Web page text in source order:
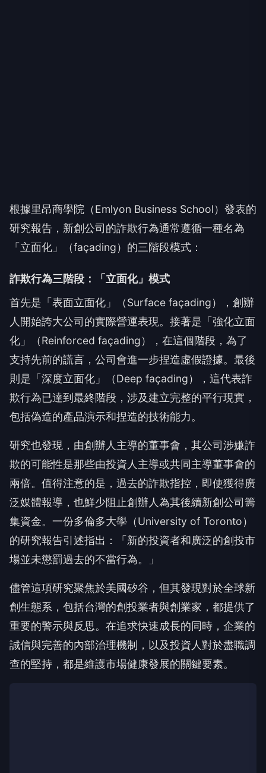
根據里昂商學院（Emlyon Business School）發表的
研究報告，新創公司的詐欺行為通常遵循一種名為
「立面化」（façading）的三階段模式：
詐欺行為三階段：「立面化」模式
首先是「表面立面化」（Surface façading），創辦
人開始誇大公司的實際營運表現。接著是「強化立面
化」（Reinforced façading），在這個階段，為了
支持先前的謊言，公司會進一步捏造虛假證據。最後
則是「深度立面化」（Deep façading），這代表詐
欺行為已達到最終階段，涉及建立完整的平行現實，
包括偽造的產品演示和捏造的技術能力。
研究也發現，由創辦人主導的董事會，其公司涉嫌詐
欺的可能性是那些由投資人主導或共同主導董事會的
兩倍。值得注意的是，過去的詐欺指控，即使獲得廣
泛媒體報導，也鮮少阻止創辦人為其後續新創公司籌
集資金。一份多倫多大學（University of Toronto）
的研究報告引述指出：「新的投資者和廣泛的創投市
場並未懲罰過去的不當行為。」
儘管這項研究聚焦於美國矽谷，但其發現對於全球新
創生態系，包括台灣的創投業者與創業家，都提供了
重要的警示與反思。在追求快速成長的同時，企業的
誠信與完善的內部治理機制，以及投資人對於盡職調
查的堅持，都是維護市場健康發展的關鍵要素。